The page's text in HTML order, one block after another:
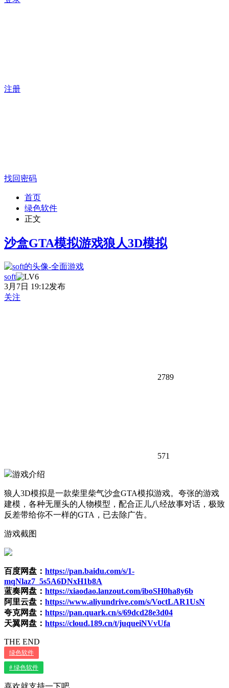
注册
找回密码
首页
绿色软件
正文
沙盒GTA模拟游戏狼人3D模拟
soft
3月7日 19:12发布
关注
2789
571
游戏介绍
狼人3D模拟是一款柴里柴气沙盒GTA模拟游戏。夸张的游戏
建模，各种无厘头的人物模型，配合正儿八经故事对话，极致
反差带给你不一样的GTA，已去除广告。
游戏截图
百度网盘： https://pan.baidu.com/s/1-
mqNlaz7_5s5A6DNxH1b8A
蓝奏网盘： https://xiaodao.lanzout.com/iboSH0ha8y6b
阿里云盘： https://www.aliyundrive.com/s/VoctLAR1UsN
夸克网盘： https://pan.quark.cn/s/69dcd28e3d04
天翼网盘： https://cloud.189.cn/t/juqueiNVvUfa
THE END
绿色软件
# 绿色软件
喜欢就支持一下吧